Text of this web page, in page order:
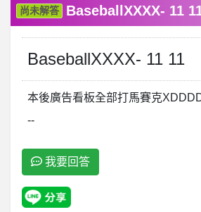
尚未解答 BaseballXXXX- 11
BaseballXXXX- 11 11
本後廣告看板全部打馬賽克
--
我要回答